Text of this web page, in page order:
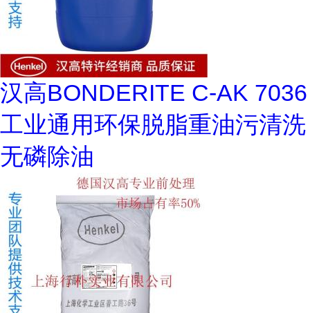
汉高BONDERITE C-AK 7036
工业通用环保脱脂重油污清洗
无磷除油